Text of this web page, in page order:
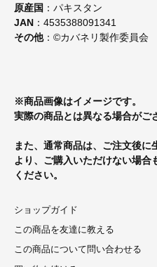
原産国 ：パキスタン
JAN ：4535388091341
その他：©カバネリ製作委員会
※商品画像はイメージです。
実際の商品とは異なる場合がご
また、通常商品は、ご注文後
より、ご購入いただけない場合
ください。
ショップガイド
この商品を友達に教える
この商品について問い合わせる